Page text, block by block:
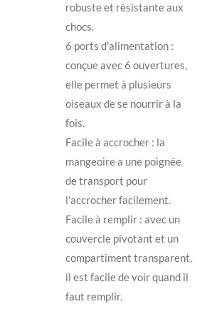
robuste et résistante aux
chocs.
6 ports d'alimentation :
conçue avec 6 ouvertures,
elle permet à plusieurs
oiseaux de se nourrir à la
fois.
Facile à accrocher : la
mangeoire a une poignée
de transport pour
l'accrocher facilement.
Facile à remplir : avec un
couvercle pivotant et un
compartiment transparent,
il est facile de voir quand il
faut remplir.